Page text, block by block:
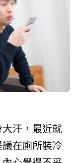
汗，最近就
在廁所裝冷